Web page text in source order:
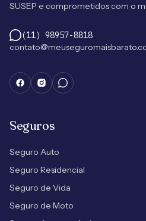
SUSEP e comprometidos com o
(11) 98957-8818
Seguros
Seguro Auto
Seguro Residencial
Seguro de Vida
Seguro de Moto